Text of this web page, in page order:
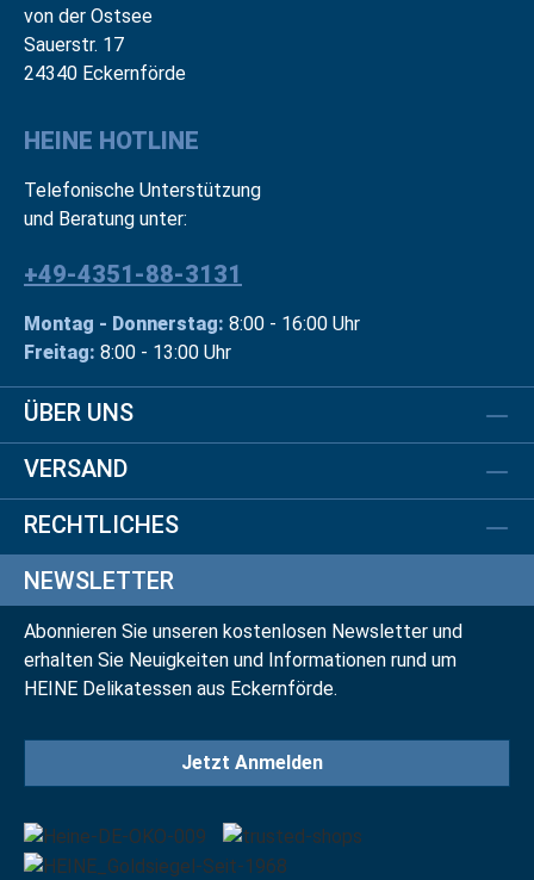
von der Ostsee
Sauerstr. 17
24340 Eckernförde
HEINE HOTLINE
Telefonische Unterstützung
und Beratung unter:
+49-4351-88-3131
Montag - Donnerstag: 8:00 - 16:00 Uhr
Freitag: 8:00 - 13:00 Uhr
ÜBER UNS
VERSAND
RECHTLICHES
NEWSLETTER
Abonnieren Sie unseren kostenlosen Newsletter und
erhalten Sie Neuigkeiten und Informationen rund um
HEINE Delikatessen aus Eckernförde.
Jetzt Anmelden